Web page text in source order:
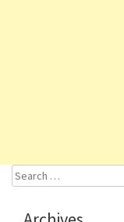
Search